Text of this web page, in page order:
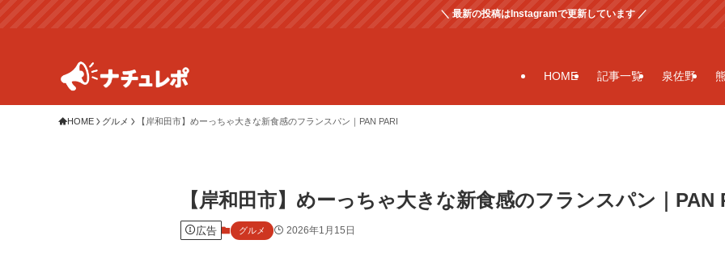
＼ 最新の投稿はInstagramで更新しています ／
HOME 記事一覧 泉佐野
HOME グルメ 【岸和田市】めーっちゃ大きな新食感のフランスパン｜PAN PARI
【岸和田市】めーっちゃ大きな新食感のフランスパン｜PAN
広告 グルメ 2026年1月15日